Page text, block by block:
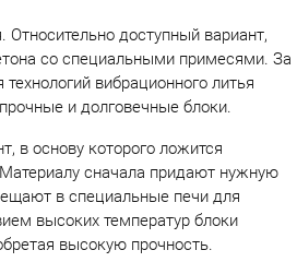
Относительно доступный вариант,
со специальными примесями. За
вибрационного литья
и долговечные блоки.
в основу которого ложится
Материалу сначала придают нужную
в специальные печи для
высоких температур блоки
высокую прочность.